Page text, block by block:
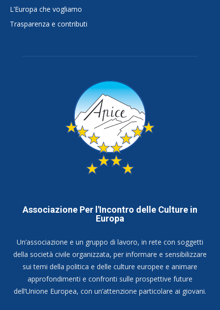
L’Europa che vogliamo
Trasparenza e contributi
Associazione Per l'Incontro delle Culture in
Europa
Un’associazione e un gruppo di lavoro, in rete con soggetti
della società civile organizzata, per informare e sensibilizzare
sui temi della politica e delle culture europee e animare
approfondimenti e confronti sulle prospettive future
dell’Unione Europea, con un’attenzione particolare ai giovani.